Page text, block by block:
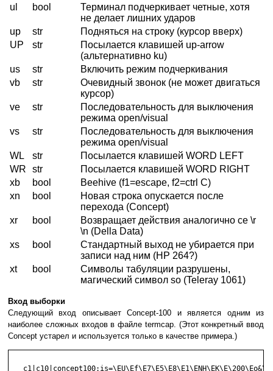
ul
bool
Терминал подчеркивает четные, хотя
не делает лишних ударов
up
str
Подняться на строку (курсор вверх)
UP
str
Посылается клавишей up-arrow
(альтернативно ku)
us
str
Включить режим подчеркивания
vb
str
Очевидный звонок (не может двигаться
курсор)
ve
str
Последовательность для выключения
режима open/visual
vs
str
Последовательность для выключения
режима open/visual
WL
str
Посылается клавишей WORD LEFT
WR
str
Посылается клавишей WORD RIGHT
xb
bool
Beehive (f1=escape, f2=ctrl C)
xn
bool
Новая строка опускается после
перехода (Concept)
xr
bool
Возвращает действия аналогично ce \r
\n (Della Data)
xs
bool
Стандартный выход не убирается при
записи над ним (HP 264?)
xt
bool
Символы табуляции разрушены,
магический символ so (Teleray 1061)
Вход выборки
Следующий вход описывает Concept-100 и является одним из
наиболее сложных входов в файле termcap. (Этот конкретный ввод
Concept устарел и используется только в качестве примера.)
   c1|c10|concept100:is=\EU\Ef\E7\E5\E8\E1\ENH\EK\E\200\Eo&\